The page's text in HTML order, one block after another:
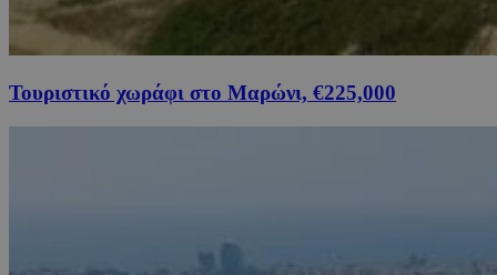
Τουριστικό χωράφι στο Μαρώνι, €225,000